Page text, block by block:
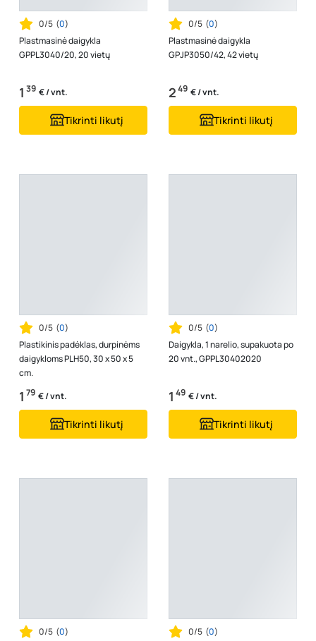
0/5 (0)
Plastmasinė daigykla
GPPL3040/20, 20 vietų
1 39 € / vnt.
Tikrinti likutį
0/5 (0)
Plastmasinė daigykla
GPJP3050/42, 42 vietų
249 € / vnt.
Tikrinti likutį
0/5 (0)
Plastikinis padėklas, durpinėms
daigykloms PLH50, 30 x 50 x 5
cm.
1 79 € / vnt.
Tikrinti likutį
0/5 (0)
Daigykla, 1 narelio, supakuota po
20 vnt., GPPL30402020
1 49 € / vnt.
Tikrinti likutį
0/5 (0)
0/5 (0)